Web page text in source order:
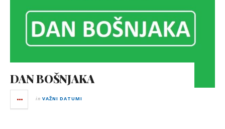
DAN BOŠNJAKA
in VAŽNI DATUMI